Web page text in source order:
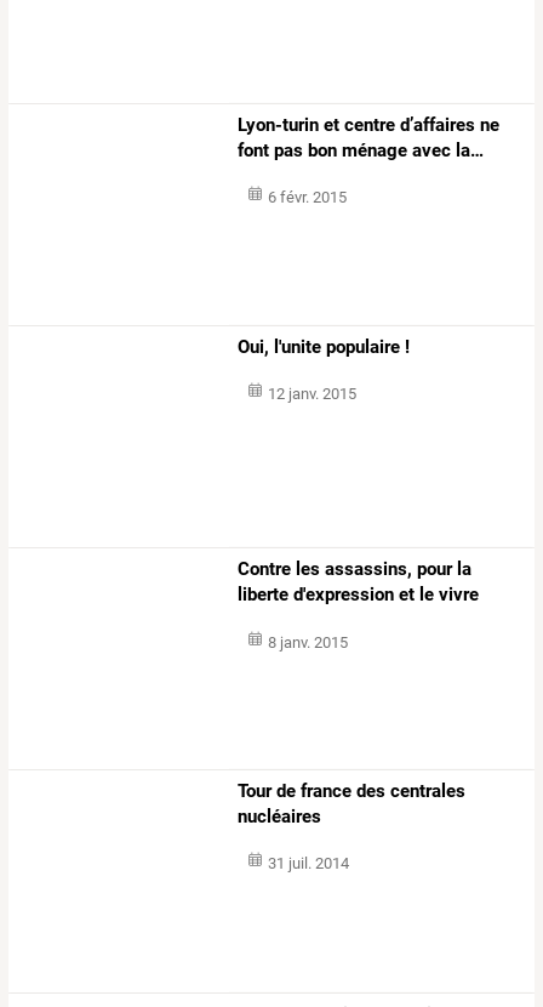
Lyon-turin et centre d’affaires ne
font pas bon ménage avec la…
6 févr. 2015
Oui, l'unite populaire !
12 janv. 2015
Contre les assassins, pour la
liberte d'expression et le vivre
8 janv. 2015
Tour de france des centrales
nucléaires
31 juil. 2014